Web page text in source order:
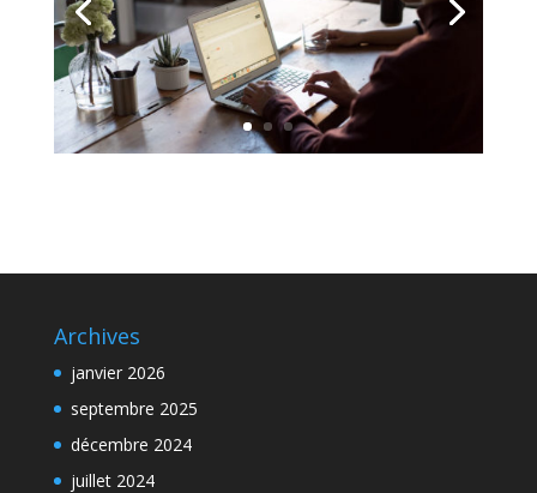
Archives
janvier 2026
septembre 2025
décembre 2024
juillet 2024